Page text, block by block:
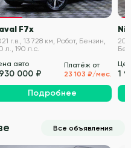
VIN проверен
F7x
г.в., 13 728 км, Робот, Бензин,
л., 190 л.с.
авто
000 ₽
Платёж от
23 103 ₽/мес.
Подробнее
1
Все объявления